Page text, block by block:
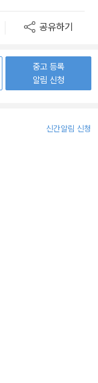
공유하기
중고 등록
알림 신청
신간알림 신청